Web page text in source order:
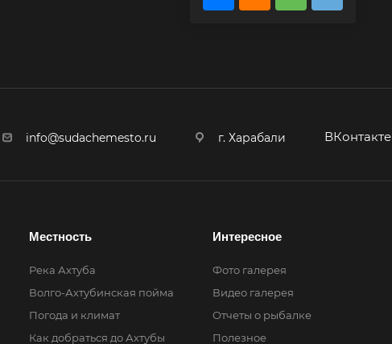
info@sudachemesto.ru г. Харабали ВКонтакте
Местность
Река Ахтуба
Волго-Ахтубинская пойма
Погода и климат
Как добраться до Ахтубы
Интересное
Фото галерея
Видео галерея
Отчеты о рыбалке
Полезное